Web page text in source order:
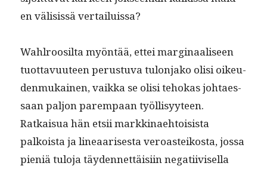
en väli­sis­sä vertailuissa?
Wahlroosil­ta myön­tää, ettei mar­gin­aaliseen
tuot­tavu­u­teen perus­tu­va tulon­jako olisi oikeu­
den­mukainen, vaik­ka se olisi tehokas johtaes­
saan paljon parem­paan työl­lisyy­teen.
Ratkaisua hän etsii markki­nae­htoi­sista
palkoista ja lin­eaaris­es­ta veroast­eikos­ta, jos­sa
pieniä tulo­ja täy­den­net­täisi­in negati­ivisel­la